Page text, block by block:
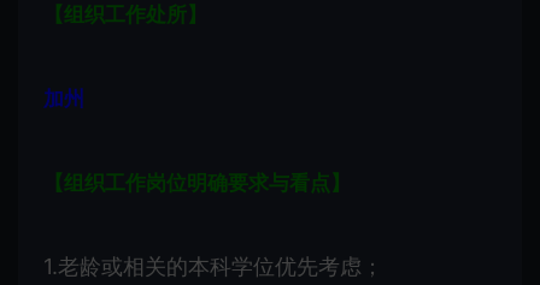
【组织工作处所】
加州
【组织工作岗位明确要求与看点】
1.老龄或相关的本科学位优先考虑；